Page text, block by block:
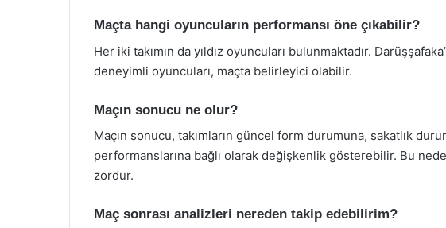
Maçta hangi oyuncuların performansı öne çıkabilir?
Her iki takımın da yıldız oyuncuları bulunmaktadır.
deneyimli oyuncuları, maçta belirleyici olabilir.
Maçın sonucu ne olur?
Maçın sonucu, takımların güncel form durumuna, sakatlık
performanslarına bağlı olarak değişkenlik gösterebilir. Bu
zordur.
Maç sonrası analizleri nereden takip edebilirim?